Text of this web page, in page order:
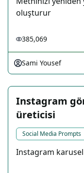
oluşturur
385,069
Sami Yousef
Instagram
üreticisi
Social Media Prompts
Instagram